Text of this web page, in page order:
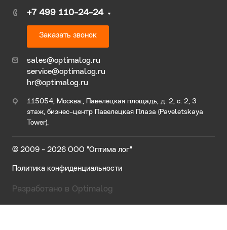
+7 499 110-24-24
Заказать звонок
sales@optimalog.ru
service@optimalog.ru
hr@optimalog.ru
115054, Москва., Павелецкая площадь, д. 2, с. 2, 3
этаж, бизнес-центр Павелецкая Плаза (Paveletskaya
Tower).
© 2009 - 2026 ООО "Оптима лог"
Политика конфиденциальности
Разработано в Optimalog